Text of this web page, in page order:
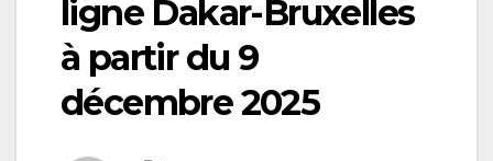
ligne Dakar-Bruxelles
à partir du 9
décembre 2025